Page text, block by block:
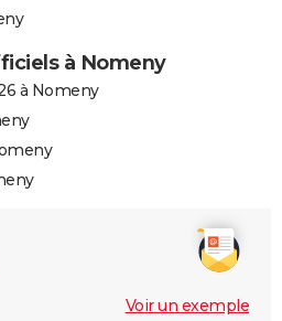
à Nomeny
à Nomeny
Voir un exemple